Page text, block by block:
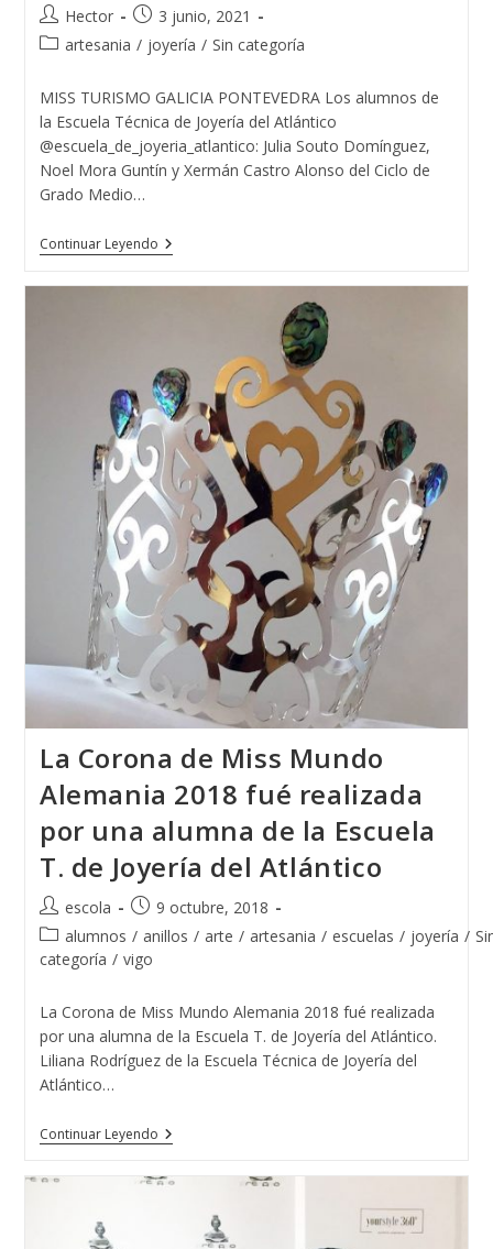
Autor
de
Hector
Publicación
de
3 junio, 2021
Categoría
la
entrada:
artesania / joyería / Sin categoría
MISS TURISMO GALICIA PONTEVEDRA Los alumnos de
la Escuela Técnica de Joyería del Atlántico
@escuela_de_joyeria_atlantico: Julia Souto Domínguez,
Noel Mora Guntín y Xermán Castro Alonso del Ciclo de
Grado Medio…
Continuar LeyendoMISS
TURISMO
La Corona de Miss Mundo
Alemania 2018 fué realizada
por una alumna de la Escuela
T. de Joyería del Atlántico
Autor
de
la
entrada:
escola
Publicación
de
la
entrada:
9 octubre, 2018
Categoría
de
entrada:
alumnos / anillos / arte / artesania / escuelas / joyería /
categoría / vigo
La Corona de Miss Mundo Alemania 2018 fué realizada
por una alumna de la Escuela T. de Joyería del Atlántico.
Liliana Rodríguez de la Escuela Técnica de Joyería del
Atlántico…
Continuar LeyendoLa
Corona
Miss
Alemania